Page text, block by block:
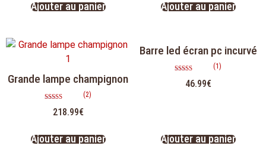
Ajouter au panier Ajouter au panier
Grande lampe champignon
5.00
(2)
218.99€
Ajouter au panier
Barre led écran pc incurvé
5.00
(1)
46.99€
Ajouter au panier